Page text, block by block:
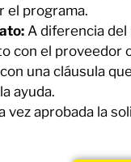
el programa.
A diferencia
con el proveedor
una cláusula
ayuda.
vez aprobada la